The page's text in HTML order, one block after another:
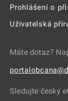
Prohlášení o
Uživatelská
Máte dotaz?
Sledujte český